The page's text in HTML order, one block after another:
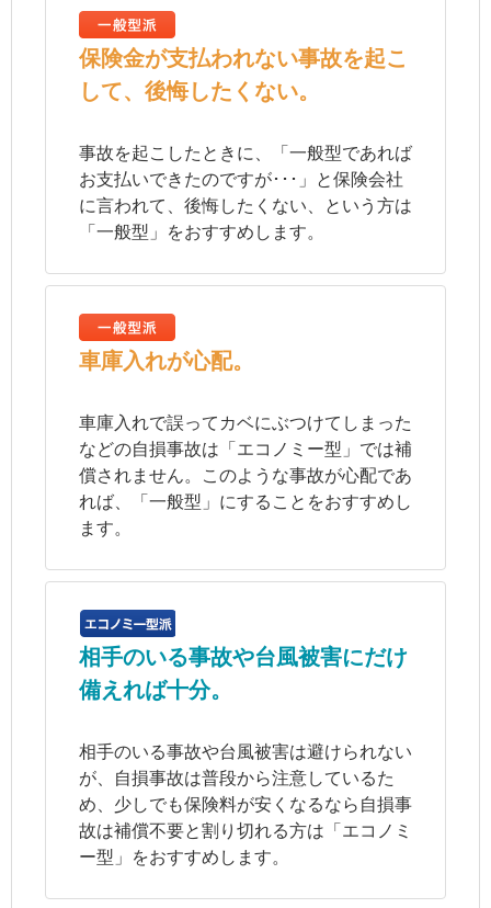
保険金が支払われない事故を起こ
して、後悔したくない。
事故を起こしたときに、「一般型であれば
お支払いできたのですが･･･」と保険会社
に言われて、後悔したくない、という方は
「一般型」をおすすめします。
車庫入れが心配。
車庫入れで誤ってカベにぶつけてしまった
などの自損事故は「エコノミー型」では補
償されません。このような事故が心配であ
れば、「一般型」にすることをおすすめし
ます。
相手のいる事故や台風被害にだけ
備えれば十分。
相手のいる事故や台風被害は避けられない
が、自損事故は普段から注意しているた
め、少しでも保険料が安くなるなら自損事
故は補償不要と割り切れる方は「エコノミ
ー型」をおすすめします。